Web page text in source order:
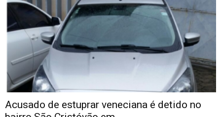
Acusado de estuprar veneciana é detido no